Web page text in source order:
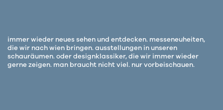
immer wieder neues sehen und entdecken. messeneuheiten,
die wir nach wien bringen. ausstellungen in unseren
schauräumen. oder designklassiker, die wir immer wieder
gerne zeigen. man braucht nicht viel. nur vorbeischauen.